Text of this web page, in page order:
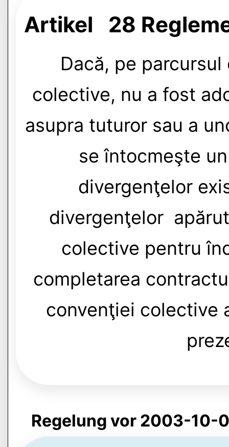
Artikel 28
Dacă, pe
colective, nu a fost
asupra tuturor sau a
se întocmeşte
divergenţelor
divergenţelor
colective pentru
completarea
convenţiei colective
Regelung vor 2003-10-